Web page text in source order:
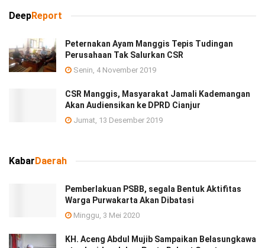
DeepReport
Peternakan Ayam Manggis Tepis Tudingan
Perusahaan Tak Salurkan CSR
Senin, 4 November 2019
CSR Manggis, Masyarakat Jamali Kademangan
Akan Audiensikan ke DPRD Cianjur
Jumat, 13 Desember 2019
KabarDaerah
Pemberlakuan PSBB, segala Bentuk Aktifitas
Warga Purwakarta Akan Dibatasi
Minggu, 3 Mei 2020
KH. Aceng Abdul Mujib Sampaikan Belasungkawa